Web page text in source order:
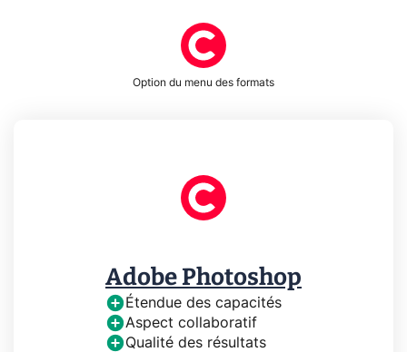
Option du menu des formats
Adobe Photoshop
Étendue des capacités
Aspect collaboratif
Qualité des résultats